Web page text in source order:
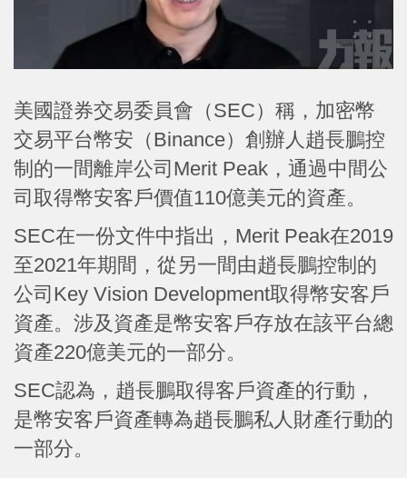
美國證券交易委員會（SEC）稱，加密幣
交易平台幣安（Binance）創辦人趙長鵬控
制的一間離岸公司Merit Peak，通過中間公
司取得幣安客戶價值110億美元的資產。
SEC在一份文件中指出，Merit Peak在2019
至2021年期間，從另一間由趙長鵬控制的
公司Key Vision Development取得幣安客戶
資產。涉及資產是幣安客戶存放在該平台總
資產220億美元的一部分。
SEC認為，趙長鵬取得客戶資產的行動，
是幣安客戶資產轉為趙長鵬私人財產行動的
一部分。